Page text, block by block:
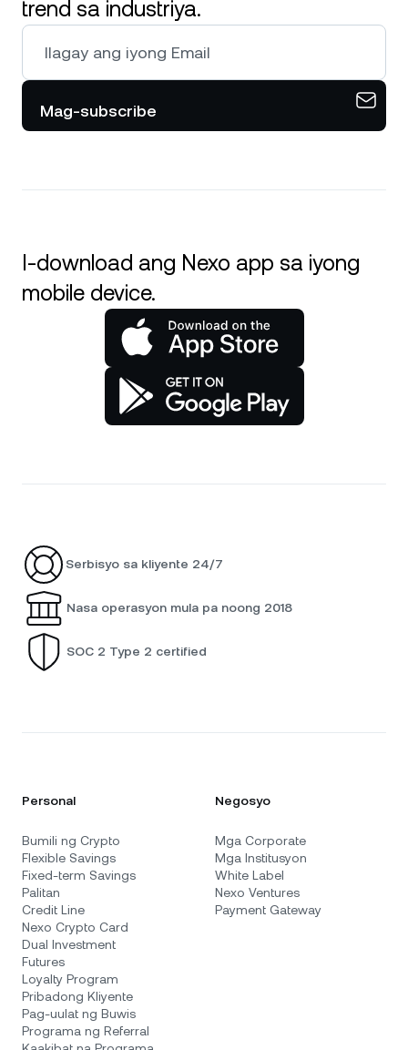
trend sa industriya.
Mag-subscribe
I-download ang Nexo app sa iyong
mobile device.
Serbisyo sa kliyente 24/7
Nasa operasyon mula pa noong 2018
SOC 2 Type 2 certified
Personal
Bumili ng Crypto
Flexible Savings
Fixed-term Savings
Palitan
Credit Line
Nexo Crypto Card
Dual Investment
Futures
Loyalty Program
Pribadong Kliyente
Pag-uulat ng Buwis
Programa ng Referral
Negosyo
Mga Corporate
Mga Institusyon
White Label
Nexo Ventures
Payment Gateway